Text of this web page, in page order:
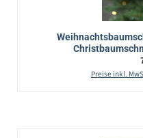
Preise inkl.